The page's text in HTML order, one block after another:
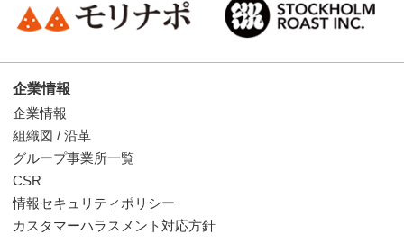
企業情報
企業情報
組織図 / 沿革
グループ事業所一覧
CSR
情報セキュリティポリシー
カスタマーハラスメント対応方針